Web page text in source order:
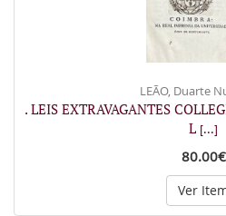
LEÃO, Duarte
. LEIS EXTRAVAGANTES
L [...]
80.00€
Ver